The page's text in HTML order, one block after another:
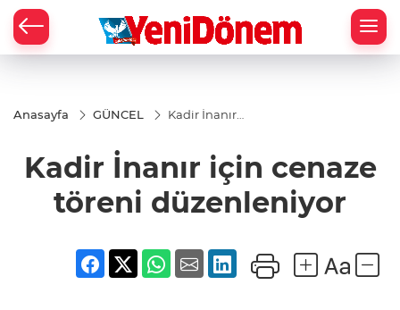
Anasayfa GÜNCEL
Kadir İnanır
düzenleniyor
Kadir İnanır için cenaze
töreni düzenleniyor